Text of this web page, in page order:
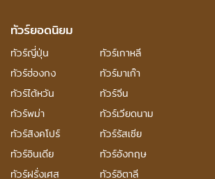
ทัวร์ยอดนิยม
ทัวร์ญี่ปุ่น
ทัวร์เกาหลี
ทัวร์ฮ่องกง
ทัวร์มาเก๊า
ทัวร์ไต้หวัน
ทัวร์จีน
ทัวร์พม่า
ทัวร์เวียดนาม
ทัวร์สิงคโปร์
ทัวร์รัสเซีย
ทัวร์อินเดีย
ทัวร์อังกฤษ
ทัวร์ฝรั่งเศส
ทัวร์อิตาลี